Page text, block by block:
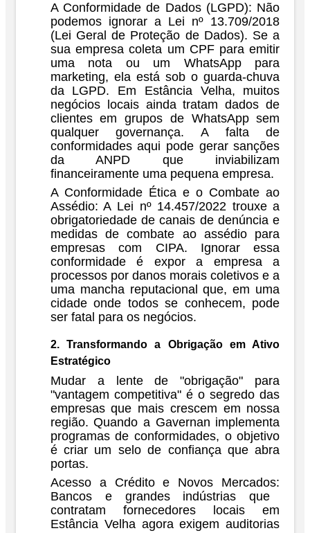
A Conformidade de Dados (LGPD): Não
podemos ignorar a Lei nº 13.709/2018
(Lei Geral de Proteção de Dados). Se a
sua empresa coleta um CPF para emitir
uma nota ou um WhatsApp para
marketing, ela está sob o guarda-chuva
da LGPD. Em Estância Velha, muitos
negócios locais ainda tratam dados de
clientes em grupos de WhatsApp sem
qualquer governança. A falta de
conformidades aqui pode gerar sanções
da ANPD que inviabilizam
financeiramente uma pequena empresa.
A Conformidade Ética e o Combate ao
Assédio: A Lei nº 14.457/2022 trouxe a
obrigatoriedade de canais de denúncia e
medidas de combate ao assédio para
empresas com CIPA. Ignorar essa
conformidade é expor a empresa a
processos por danos morais coletivos e a
uma mancha reputacional que, em uma
cidade onde todos se conhecem, pode
ser fatal para os negócios.
2. Transformando a Obrigação em Ativo
Estratégico
Mudar a lente de "obrigação" para
"vantagem competitiva" é o segredo das
empresas que mais crescem em nossa
região. Quando a Gavernan implementa
programas de conformidades, o objetivo
é criar um selo de confiança que abra
portas.
Acesso a Crédito e Novos Mercados:
Bancos e grandes indústrias que
contratam fornecedores locais em
Estância Velha agora exigem auditorias